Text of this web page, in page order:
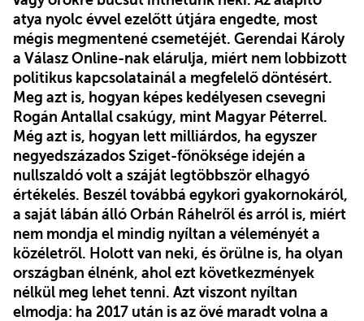
atya nyolc évvel ezelőtt útjára engedte, most
mégis megmentené csemetéjét. Gerendai Károly
a Válasz Online-nak elárulja, miért nem lobbizott
politikus kapcsolatainál a megfelelő döntésért.
Meg azt is, hogyan képes kedélyesen csevegni
Rogán Antallal csakúgy, mint Magyar Péterrel.
Még azt is, hogyan lett milliárdos, ha egyszer
negyedszázados Sziget-főnöksége idején a
nullszaldó volt a száját legtöbbször elhagyó
értékelés. Beszél továbbá egykori gyakornokáról,
a saját lábán álló Orbán Ráhelről és arról is, miért
nem mondja el mindig nyíltan a véleményét a
közéletről. Holott van neki, és örülne is, ha olyan
országban élnénk, ahol ezt következmények
nélkül meg lehet tenni. Azt viszont nyíltan
elmodja: ha 2017 után is az övé maradt volna a